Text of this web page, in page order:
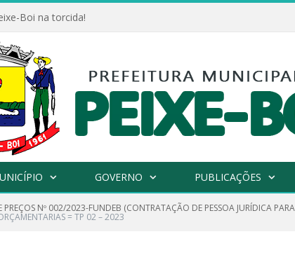
Boi na torcida!
GOVERNO PUBLICAÇÕES
Nº 002/2023-FUNDEB (CONTRATAÇÃO DE PESSOA JURÍDICA
= TP 02 – 2023